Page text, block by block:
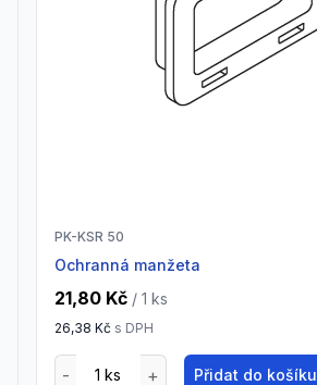
PK-KSR 50
Ochranná manžeta
21,80 Kč / 1 ks
26,38 Kč s DPH
Přidat do košíku